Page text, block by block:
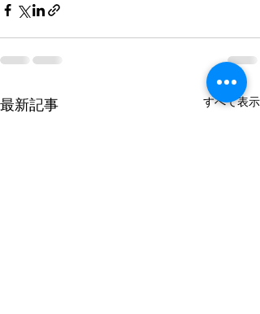
最新記事 すべて表示